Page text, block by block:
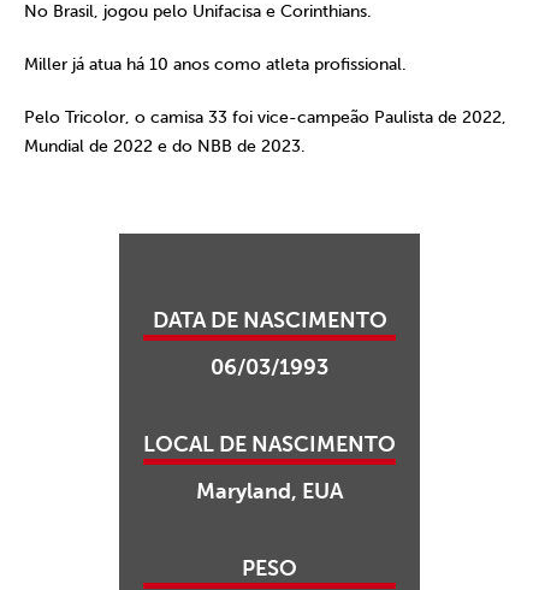
No Brasil, jogou pelo Unifacisa e Corinthians.
Miller já atua há 10 anos como atleta profissional.
Pelo Tricolor, o camisa 33 foi vice-campeão Paulista de 2022,
Mundial de 2022 e do NBB de 2023.
DATA DE NASCIMENTO
06/03/1993
LOCAL DE NASCIMENTO
Maryland, EUA
PESO